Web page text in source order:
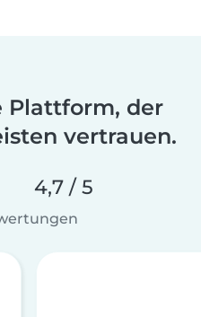
Plattform, der
vertrauen.
4,7 / 5